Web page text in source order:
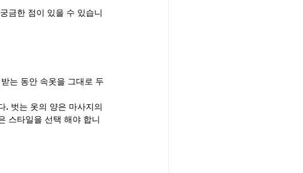
금한 점이 있을 수 있습니
는 동안 속옷을 그대로 두
. 벗는 옷의 양은 마사지의
스타일을 선택 해야 합니